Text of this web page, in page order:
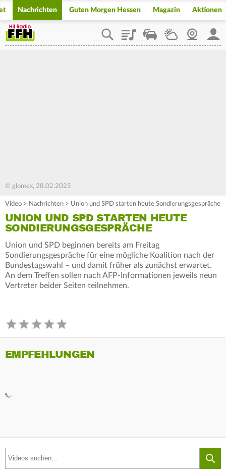
Nachrichten Guten Morgen Hessen Magazin Aktionen
PlaylistStaupilotWetterWebcam
© glomex, 28.02.2025
Video > Nachrichten > Union und SPD starten heute Sondierungsgespräche
UNION UND SPD STARTEN HEUTE
SONDIERUNGSGESPRÄCHE
Union und SPD beginnen bereits am Freitag
Sondierungsgespräche für eine mögliche Koalition nach der
Bundestagswahl – und damit früher als zunächst erwartet.
An dem Treffen sollen nach AFP-Informationen jeweils neun
Vertreter beider Seiten teilnehmen.
EMPFEHLUNGEN